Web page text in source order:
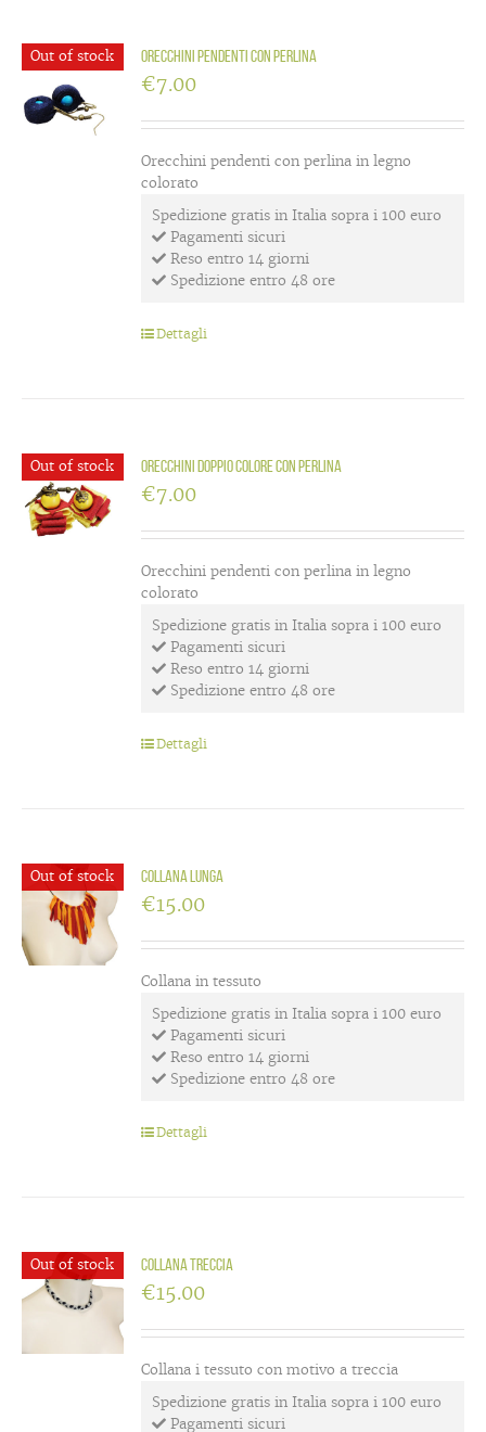
Out of stock Orecchini pendenti con perlina
€7.00
Orecchini pendenti con perlina in legno
colorato
Spedizione gratis in Italia sopra i 100 euro
Pagamenti sicuri
Reso entro 14 giorni
Spedizione entro 48 ore
Dettagli
Out of stock Orecchini doppio colore con perlina
€7.00
Orecchini pendenti con perlina in legno
colorato
Spedizione gratis in Italia sopra i 100 euro
Pagamenti sicuri
Reso entro 14 giorni
Spedizione entro 48 ore
Dettagli
Out of stock Collana lunga
€15.00
Collana in tessuto
Spedizione gratis in Italia sopra i 100 euro
Pagamenti sicuri
Reso entro 14 giorni
Spedizione entro 48 ore
Dettagli
Out of stock Collana treccia
€15.00
Collana i tessuto con motivo a treccia
Spedizione gratis in Italia sopra i 100 euro
Pagamenti sicuri